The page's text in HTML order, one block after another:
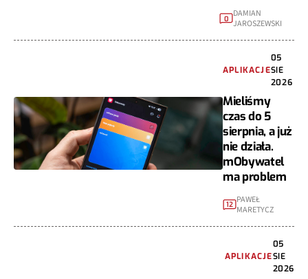
0
DAMIAN
JAROSZEWSKI
APLIKACJE
05
SIE
2026
Mieliśmy
czas do 5
sierpnia, a już
nie działa.
mObywatel
ma problem
12 PAWEŁ
MARETYCZ
APLIKACJE
05
SIE
2026